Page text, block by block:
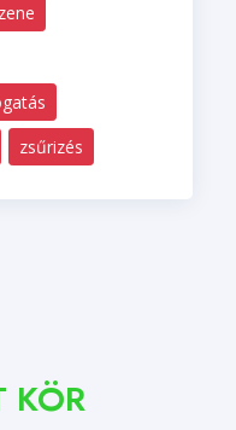
zsűrizés
KÖR